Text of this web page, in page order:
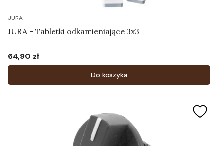
JURA
JURA - Tabletki odkamieniające 3x3
Cena
64,90 zł
Do koszyka